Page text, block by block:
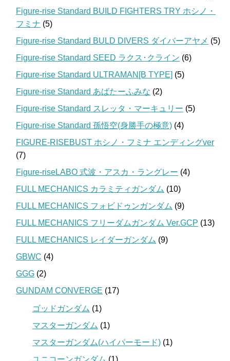
Figure-rise Standard BUILD FIGHTERS TRY ホシノ・
フミナ (5)
Figure-rise Standard BULD DIVERS ダイバーアヤメ (5)
Figure-rise Standard SEED ラクス･クライン (6)
Figure-rise Standard ULTRAMAN[B TYPE] (5)
Figure-rise Standard あばたーふみな (2)
Figure-rise Standard スレッタ・マーキュリー (5)
Figure-rise Standard 孫悟空(身勝手の極意) (4)
FIGURE-RISEBUST ホシノ・フミナ エンディングver
(7)
Figure-riseLABO 式波・アスカ・ラングレー (4)
FULL MECHANICS カラミティガンダム (10)
FULL MECHANICS フォビドゥンガンダム (9)
FULL MECHANICS フリーダムガンダム Ver.GCP (13)
FULL MECHANICS レイダーガンダム (9)
GBWC (4)
GGG (2)
GUNDAM CONVERGE (17)
ゴッドガンダム (1)
マスターガンダム (1)
マスターガンダム(ハイパーモード) (1)
ユニコーンガンダム (1)